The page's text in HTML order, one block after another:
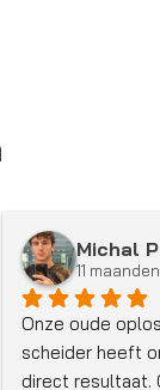
nodig voor
Een ander